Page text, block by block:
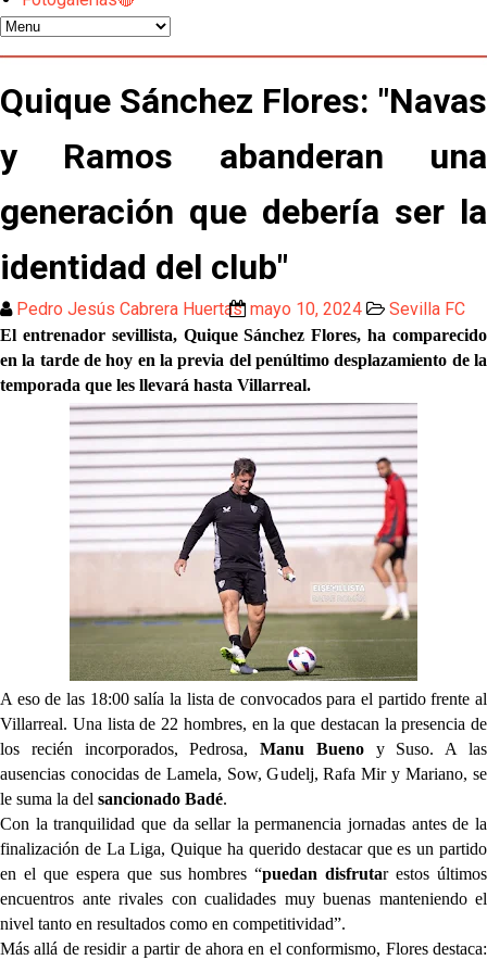
Emery quiere pescar en el Atleti , el Villareal ya
tiene nuevo portero y el Getafe mueve ficha... Las
últimas novedades del mercado de La Liga
Vargas y Sow se incorporan al grupo en la sesión
del martes
Odysseas Vlachodimos: “El objetivo es mejorar la
temporada pasada”
El Sevilla FC empieza a inscribir a los nuevos
García
Análisis I Quién es y cómo juega Fran González
Endrick y Marc Bernal protagonizan las ofertas más
destacadas del día
El Sevilla Juvenil A última detalles en Canarias para
su debut en la Cantalejo Province Cup
La cita ante el Espanyol a domicilio ya tiene horario
El dato que destaca a Agoumé entre las cinco
Alberto Flores, muy cerca de convertirse en nuevo
jugador del Granada CF
Quique Sánchez Flores: "Navas
y Ramos abanderan una
generación que debería ser la
identidad del club"
Pedro Jesús Cabrera Huertas mayo 10, 2024 Sevilla FC
El entrenador sevillista, Quique Sánchez Flores, ha comparecido
en la tarde de hoy en la previa del penúltimo desplazamiento de la
temporada que les llevará hasta Villarreal.
A eso de las 18:00 salía la lista de convocados para el partido frente al
Villarreal. Una lista de 22 hombres, en la que destacan la presencia de
los recién incorporados, Pedrosa,Manu Bueno y Suso. A las
ausencias conocidas de Lamela, Sow, Gudelj, Rafa Mir y Mariano, se
le suma la del sancionado Badé.
Con la tranquilidad que da sellar la permanencia jornadas antes de la
finalización de La Liga, Quique ha querido destacar que es un partido
en el que espera que sus hombres “puedan disfrutar estos últimos
encuentros ante rivales con cualidades muy buenas manteniendo el
nivel tanto en resultados como en competitividad”.
Más allá de residir a partir de ahora en el conformismo, Flores destaca: